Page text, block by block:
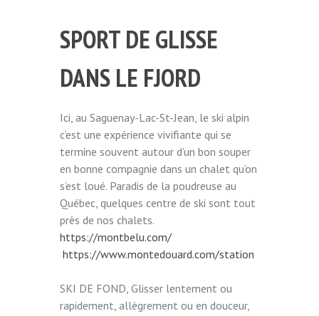
SPORT DE GLISSE
DANS LE FJORD
Ici, au Saguenay-Lac-St-Jean, le ski alpin
c’est une expérience vivifiante qui se
termine souvent autour d’un bon souper
en bonne compagnie dans un chalet qu’on
s’est loué. Paradis de la poudreuse au
Québec, quelques centre de ski sont tout
près de nos chalets.
https://montbelu.com/
https://www.montedouard.com/station
SKI DE FOND, Glisser lentement ou
rapidement, allègrement ou en douceur,